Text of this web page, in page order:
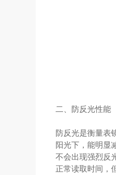
二、防反光性能
防反光是衡量表
阳光下，能明显
不会出现强烈反
正常读取时间，